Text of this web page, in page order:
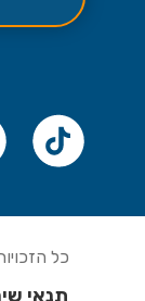
כל
תנאי